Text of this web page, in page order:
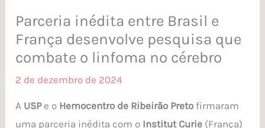
Parceria inédita entre Brasil e
França desenvolve pesquisa que
combate o linfoma no cérebro
2 de dezembro de 2024
A USPe o Hemocentro de Ribeirão Preto firmaram
uma parceria inédita com o Institut Curie (França)